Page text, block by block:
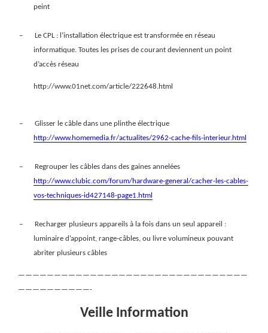
peint
–
Le CPL : l’installation électrique est transformée en réseau
informatique. Toutes les prises de courant deviennent un point
d’accès réseau
http://www.01net.com/article/222648.html
–
Glisser le câble dans une plinthe électrique
http://www.homemedia.fr/actualites/2962-cache-fils-interieur.html
–
Regrouper les câbles dans des gaines annelées
http://www.clubic.com/forum/hardware-general/cacher-les-cables-
vos-techniques-id427148-page1.html
–
Recharger plusieurs appareils à la fois dans un seul appareil :
luminaire d’appoint, range-câbles, ou livre volumineux pouvant
abriter plusieurs câbles
————————————————————————————————
——————————-
Veille Information